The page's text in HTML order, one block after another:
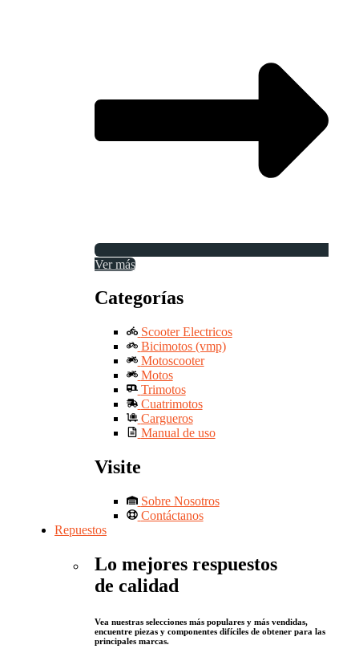
Ver más
Categorías
Scooter Electricos
Bicimotos (vmp)
Motoscooter
Motos
Trimotos
Cuatrimotos
Cargueros
Manual de uso
Visite
Sobre Nosotros
Contáctanos
Repuestos
Lo mejores respuestos
de calidad
Vea nuestras selecciones más populares y más vendidas,
encuentre piezas y componentes difíciles de obtener para las
principales marcas.